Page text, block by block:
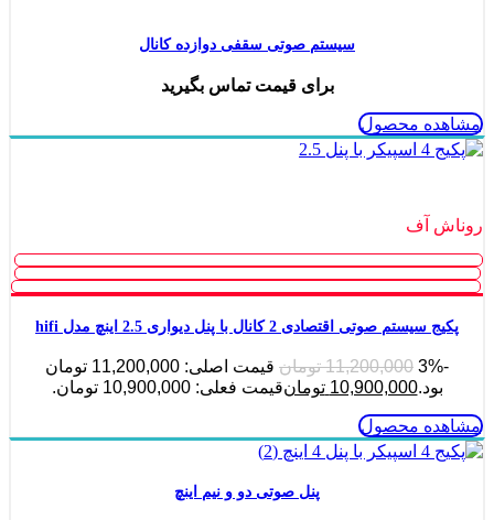
سیستم صوتی سقفی دوازده کانال
برای قیمت تماس بگیرید
مشاهده محصول
روناش آف
پکیج سیستم صوتی اقتصادی 2 کانال با پنل دیواری 2.5 اینچ مدل hifi
-3%
11,200,000 تومان
قیمت اصلی: 11,200,000 تومان
بود.10,900,000 تومانقیمت فعلی: 10,900,000 تومان.
مشاهده محصول
پنل صوتی دو و نیم اینچ